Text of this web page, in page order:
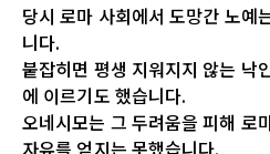
당시 로마 사회에서 도망간 노예
니다.
붙잡히면 평생 지워지지 않는 낙
에 이르기도 했습니다.
오네시모는 그 두려움을 피해 로
자유를 얻지는 못했습니다.